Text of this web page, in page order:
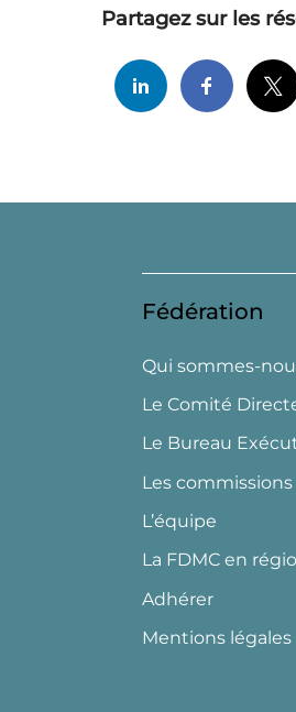
Partagez sur les
Fédération
Qui sommes-
Le Comité
Le Bureau
Les commissions
L’équipe
La FDMC en
Adhérer
Mentions légales